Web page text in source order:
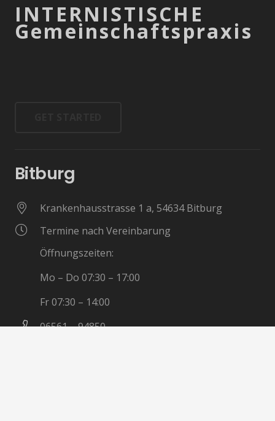
INTERNISTISCHE
Gemeinschaftspraxis
Bitburg
Krankenhausstrasse 1 a, 54634 Bitburg
Termine nach Vereinbarung
Öffnungszeiten:
Mo – Do 07:30 – 17:00
Fr 07:30 – 14:00
06561 – 94850